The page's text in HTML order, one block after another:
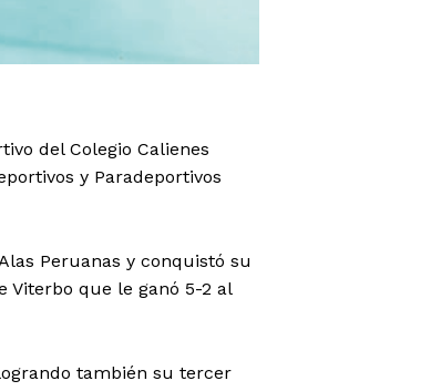
del Colegio Calienes
y Paradeportivos
Peruanas y conquistó su
Viterbo que le ganó 5-2 al
también su tercer